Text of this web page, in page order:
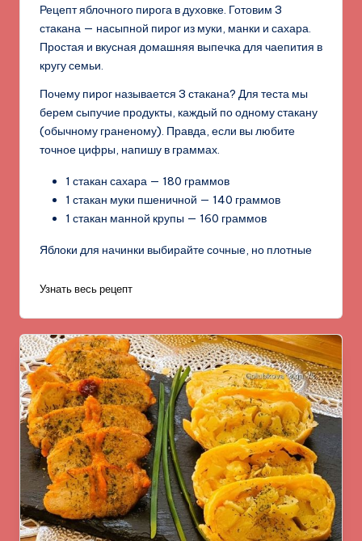
Рецепт яблочного пирога в духовке. Готовим 3
стакана — насыпной пирог из муки, манки и сахара.
Простая и вкусная домашняя выпечка для чаепития в
кругу семьи.
Почему пирог называется 3 стакана? Для теста мы
берем сыпучие продукты, каждый по одному стакану
(обычному граненому). Правда, если вы любите
точное цифры, напишу в граммах.
1 стакан сахара — 180 граммов
1 стакан муки пшеничной — 140 граммов
1 стакан манной крупы — 160 граммов
Яблоки для начинки выбирайте сочные, но плотные
Узнать весь рецепт